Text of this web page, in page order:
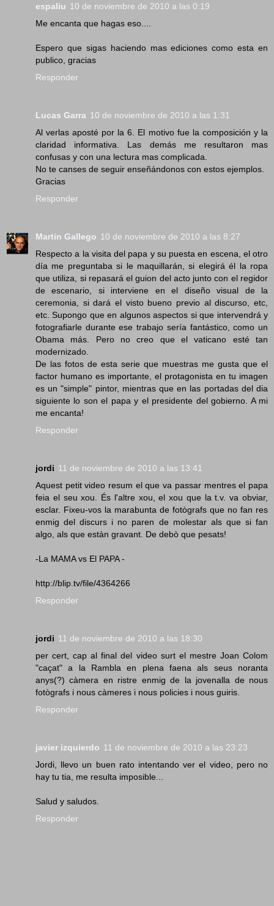
espaliu 10 de noviembre de 2010 a las 0:19
Me encanta que hagas eso....
Espero que sigas haciendo mas ediciones como esta en
publico, gracias
Responder
Lucas Garra 10 de noviembre de 2010 a las 1:31
Al verlas aposté por la 6. El motivo fue la composición y la
claridad informativa. Las demás me resultaron mas
confusas y con una lectura mas complicada.
No te canses de seguir enseñándonos con estos ejemplos.
Gracias
Responder
Martin Gallego 10 de noviembre de 2010 a las 8:27
Respecto a la visita del papa y su puesta en escena, el otro
día me preguntaba si le maquillarán, si elegirá él la ropa
que utiliza, si repasará el guion del acto junto con el regidor
de escenario, si interviene en el diseño visual de la
ceremonia, si dará el visto bueno previo al discurso, etc,
etc. Supongo que en algunos aspectos si que intervendrá y
fotografiarle durante ese trabajo sería fantástico, como un
Obama más. Pero no creo que el vaticano esté tan
modernizado.
De las fotos de esta serie que muestras me gusta que el
factor humano es importante, el protagonista en tu imagen
es un "simple" pintor, mientras que en las portadas del dia
siguiente lo son el papa y el presidente del gobierno. A mi
me encanta!
Responder
jordi 11 de noviembre de 2010 a las 13:41
Aquest petit video resum el que va passar mentres el papa
feia el seu xou. És l'altre xou, el xou que la t.v. va obviar,
esclar. Fixeu-vos la marabunta de fotògrafs que no fan res
enmig del discurs i no paren de molestar als que si fan
algo, als que estàn gravant. De debò que pesats!
-La MAMA vs El PAPA -
http://blip.tv/file/4364266
Responder
jordi 11 de noviembre de 2010 a las 18:30
per cert, cap al final del video surt el mestre Joan Colom
"caçat" a la Rambla en plena faena als seus noranta
anys(?) càmera en ristre enmig de la jovenalla de nous
fotògrafs i nous càmeres i nous policies i nous guiris.
Responder
javier izquierdo 11 de noviembre de 2010 a las 23:23
Jordi, llevo un buen rato intentando ver el video, pero no
hay tu tia, me resulta imposible...
Salud y saludos.
Responder